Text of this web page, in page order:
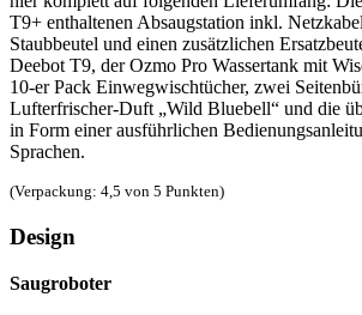
T9+ enthaltenen Absaugstation inkl.
Staubbeutel und einen zusätzlichen
Deebot T9, der Ozmo Pro Wassertank mit
10-er Pack Einwegwischtücher, zwei
Lufterfrischer-Duft „Wild Bluebell“ und die
in Form einer ausführlichen
Sprachen.
(Verpackung: 4,5 von 5 Punkten)
Design
Saugroboter